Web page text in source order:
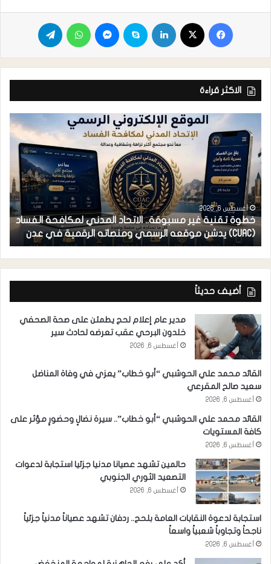
الاكثر قراءة
أغسطس 6, 2026
خطوة تقنية غير مسبوقة.. الاتحاد المدني لمكافحة الفساد
(CUAC) يدشن موقعه الرسمي ومنصاته الرقمية في عدن
أضيف حديثاً
مدير عام إعلام لحج يطمئن على صحة الصحفي
خلدون البرحي عقب تعرضه لحادث سير
أغسطس 6, 2026
القائد محمد علي الحوشبي “أبو خطاب” يعزي في وفاة المناضل
سعيد صالح المقرعي
أغسطس 6, 2026
القائد محمد علي الحوشبي “أبو خطاب”.. سيرة نضالٍ وحضورٍ مؤثر على
كافة المستويات
أغسطس 6, 2026
حالمين تشهد عصيانا مدنيا جزئيا استجابة لدعوات
التصعيد الثوري الجنوبي
أغسطس 6, 2026
استجابة لدعوة النقابات العامة بلحج.. ردفان تشهد عصياناً مدنياً جزئياً
ناجحاً وتجاوباً شعبياً واسعاً
أغسطس 6, 2026